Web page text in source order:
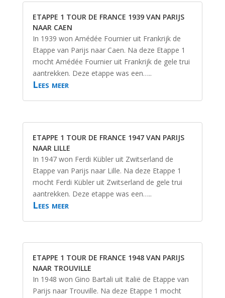
ETAPPE 1 TOUR DE FRANCE 1939 VAN PARIJS
NAAR CAEN
In 1939 won Amédée Fournier uit Frankrijk de
Etappe van Parijs naar Caen. Na deze Etappe 1
mocht Amédée Fournier uit Frankrijk de gele trui
aantrekken. Deze etappe was een…..
Lees meer
ETAPPE 1 TOUR DE FRANCE 1947 VAN PARIJS
NAAR LILLE
In 1947 won Ferdi Kübler uit Zwitserland de
Etappe van Parijs naar Lille. Na deze Etappe 1
mocht Ferdi Kübler uit Zwitserland de gele trui
aantrekken. Deze etappe was een…..
Lees meer
ETAPPE 1 TOUR DE FRANCE 1948 VAN PARIJS
NAAR TROUVILLE
In 1948 won Gino Bartali uit Italië de Etappe van
Parijs naar Trouville. Na deze Etappe 1 mocht